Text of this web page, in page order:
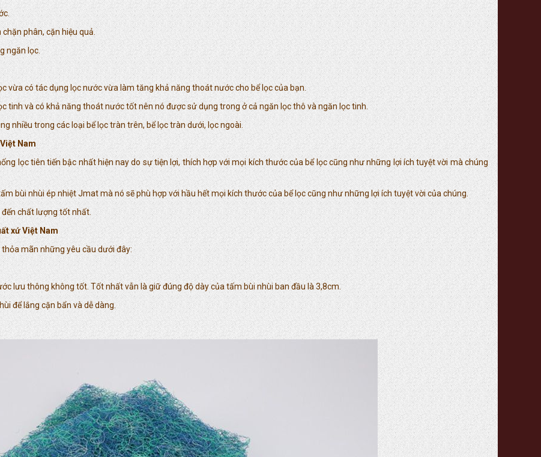
phân, cặn hiệu quả.
ngăn lọc.
vừa có tác dụng lọc nước vừa làm tăng khả năng thoát nước cho bể lọc của bạn.
tinh và có khả năng thoát nước tốt nên nó được sử dụng trong ở cả ngăn lọc thô và ngăn lọc tinh.
nhiều trong các loại bể lọc tràn trên, bể lọc tràn dưới, lọc ngoài.
Nam
lọc tiên tiến bậc nhất hiện nay do sự tiện lợi, thích hợp với mọi kích thước của bể lọc cũng như những lợi ích tuyệt vời mà chúng
bùi nhùi ép nhiệt Jmat mà nó sẽ phù hợp với hầu hết mọi kích thước của bể lọc cũng như những lợi ích tuyệt vời của chúng.
chất lượng tốt nhất.
xứ Việt Nam
mãn những yêu cầu dưới đây:
lưu thông không tốt. Tốt nhất vẫn là giữ đúng độ dày của tấm bùi nhùi ban đầu là 3,8cm.
để lắng cặn bẩn và dễ dàng.